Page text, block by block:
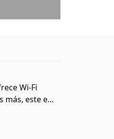
Wi-Fi
este e...